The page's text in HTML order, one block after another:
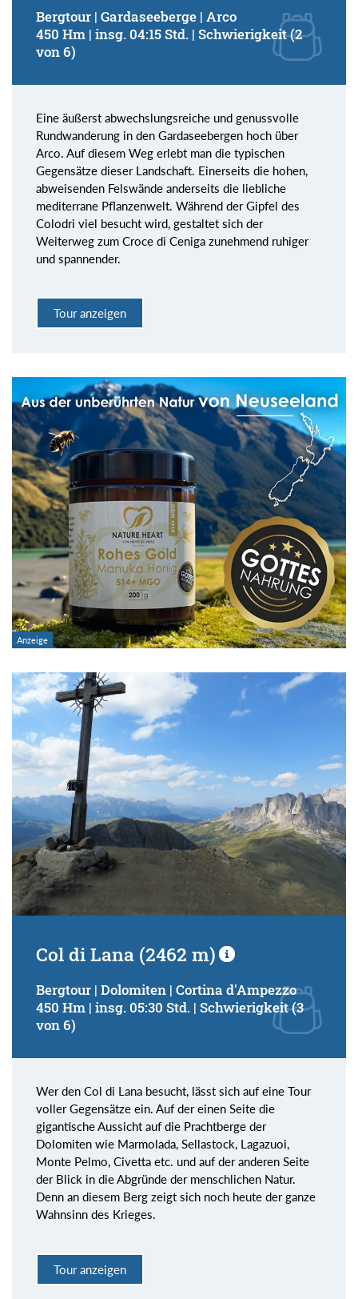
Bergtour | Gardaseeberge | Arco
450 Hm | insg. 04:15 Std. | Schwierigkeit (2
von 6)
Eine äußerst abwechslungsreiche und genussvolle
Rundwanderung in den Gardaseebergen hoch über
Arco. Auf diesem Weg erlebt man die typischen
Gegensätze dieser Landschaft. Einerseits die hohen,
abweisenden Felswände anderseits die liebliche
mediterrane Pflanzenwelt. Während der Gipfel des
Colodri viel besucht wird, gestaltet sich der
Weiterweg zum Croce di Ceniga zunehmend ruhiger
und spannender.
Tour anzeigen
Col di Lana (2462 m)
Bergtour | Dolomiten | Cortina d'Ampezzo
450 Hm | insg. 05:30 Std. | Schwierigkeit (3
von 6)
Wer den Col di Lana besucht, lässt sich auf eine Tour
voller Gegensätze ein. Auf der einen Seite die
gigantische Aussicht auf die Prachtberge der
Dolomiten wie Marmolada, Sellastock, Lagazuoi,
Monte Pelmo, Civetta etc. und auf der anderen Seite
der Blick in die Abgründe der menschlichen Natur.
Denn an diesem Berg zeigt sich noch heute der ganze
Wahnsinn des Krieges.
Tour anzeigen